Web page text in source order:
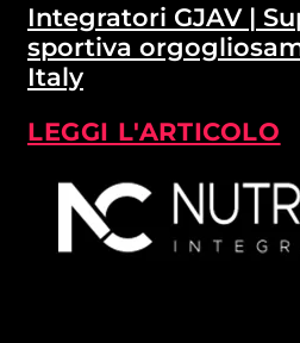
Integratori GJAV |
sportiva
Italy
LEGGI L'ARTICOLO